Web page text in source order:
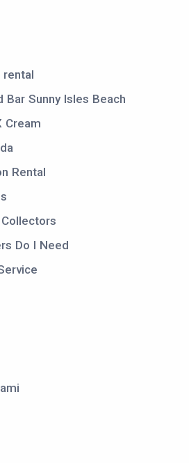
rental
Bar Sunny Isles Beach
Cream
Rental
Do I Need